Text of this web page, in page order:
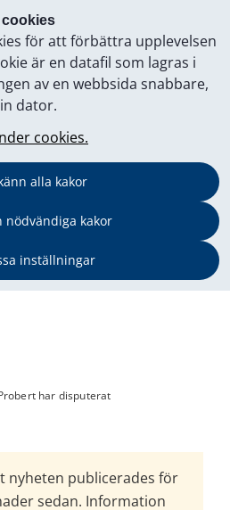
för att förbättra upplevelsen
är en datafil som lagras i
av en webbsida snabbare,
dator.
cookies.
alla kakor
nödvändiga kakor
inställningar
har disputerat
nyheten publicerades för
sedan. Information